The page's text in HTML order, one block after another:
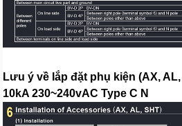
Lưu ý về lắp đặt phụ kiện (AX,
10kA 230~240vAC Type C N